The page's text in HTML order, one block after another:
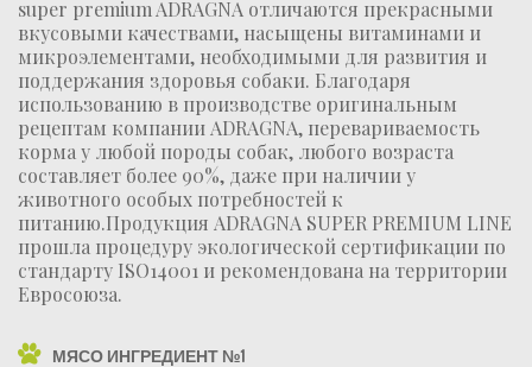
super premium ADRAGNA отличаются прекрасными
вкусовыми качествами, насыщены витаминами и
микроэлементами, необходимыми для развития и
поддержания здоровья собаки. Благодаря
использованию в производстве оригинальным
рецептам компании ADRAGNA, перевариваемость
корма у любой породы собак, любого возраста
составляет более 90%, даже при наличии у
животного особых потребностей к
питанию.Продукция ADRAGNA SUPER PREMIUM LINE
прошла процедуру экологической сертификации по
стандарту ISO14001 и рекомендована на территории
Евросоюза.
МЯСО ИНГРЕДИЕНТ №1